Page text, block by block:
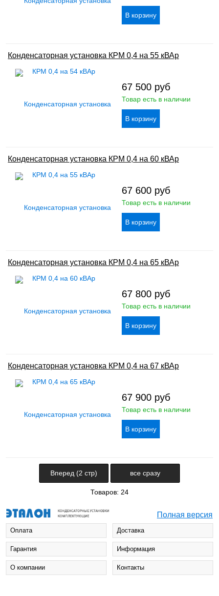
Конденсаторная установка КРМ 0,4 на 55 кВАр
67 500 руб
Товар есть в наличии
Конденсаторная установка КРМ 0,4 на 60 кВАр
67 600 руб
Товар есть в наличии
Конденсаторная установка КРМ 0,4 на 65 кВАр
67 800 руб
Товар есть в наличии
Конденсаторная установка КРМ 0,4 на 67 кВАр
67 900 руб
Товар есть в наличии
Вперед (2 стр) все сразу
Товаров: 24
Полная версия
Оплата Доставка
Гарантия Информация
О компании Контакты